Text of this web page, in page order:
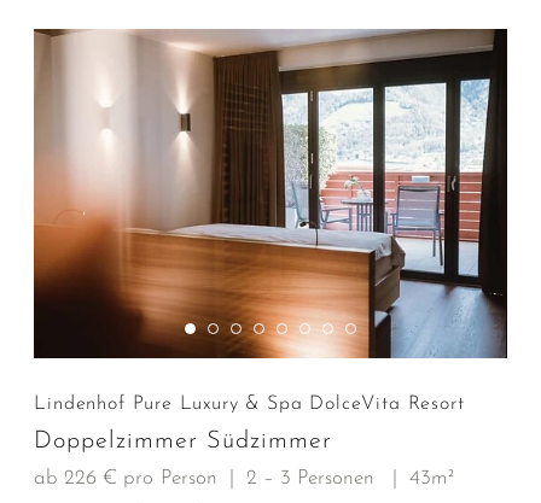
Lindenhof Pure Luxury & Spa DolceVita Resort
Doppelzimmer Südzimmer
ab 226 € pro Person 2 – 3 Personen 43m²